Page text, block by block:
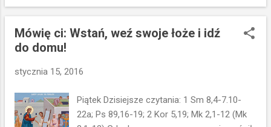
jego domu przy stole, wielu celników i
Jego uczniami. Było bowiem wielu, którzy
grzesznikami i celnikami, mówili do Jego
grzesznikami? Jezus usłyszał to i rzekł do
nich: Nie potrzebują lekarza zdrowi, lecz ci,
Mówię ci: Wstań, weź swoje łoże i idź
do domu!
stycznia 15, 2016
Piątek Dzisiejsze czytania: 1 Sm 8,4-7.10-
22a; Ps 89,16-19; 2 Kor 5,19; Mk 2,1-12 (Mk